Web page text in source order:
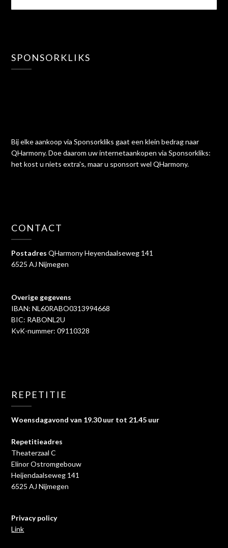
SPONSORKLIKS
Bij elke aankoop via Sponsorkliks gaat een klein bedrag naar
QHarmony. Doe daarom uw internetaankopen via Sponsorkliks:
het kost u niets extra's, maar u sponsort wel QHarmony.
CONTACT
Postadres QHarmony Heyendaalseweg 141
6525 AJ Nijmegen
Overige gegevens
IBAN: NL60RABO0313994668
BIC: RABONL2U
KvK-nummer: 09110328
REPETITIE
Woensdagavond van 19.30 uur tot 21.45 uur
Repetitieadres
Theaterzaal C
Elinor Ostromgebouw
Heijendaalseweg 141
6525 AJ Nijmegen
Privacy policy
Link